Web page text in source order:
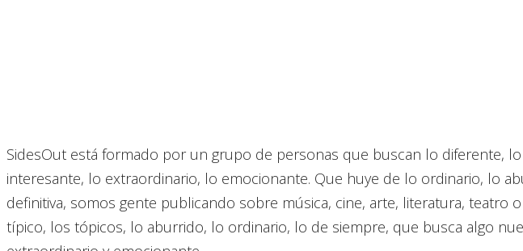
SidesOut está formado por un grupo de personas que buscan lo diferente,
interesante, lo extraordinario, lo emocionante. Que huye de lo ordinario, lo
definitiva, somos gente publicando sobre música, cine, arte, literatura, teatro
típico, los tópicos, lo aburrido, lo ordinario, lo de siempre, que busca algo